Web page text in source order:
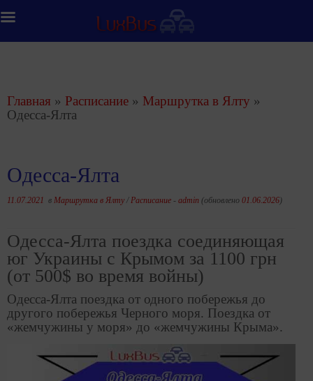
Главная » Расписание » Маршрутка в Ялту »
Одесса-Ялта
Одесса-Ялта
11.07.2021 в Маршрутка в Ялту /Расписание - admin (обновлено 01.06.2026)
Одесса-Ялта поездка соединяющая
юг Украины с Крымом за 1100 грн
(от 500$ во время войны)
Одесса-Ялта поездка от одного побережья до
другого побережья Черного моря. Поездка от
«жемчужины у моря» до «жемчужины Крыма».